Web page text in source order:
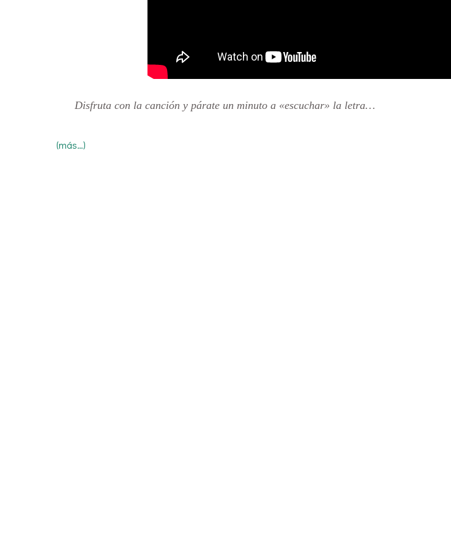
Disfruta con la canción y párate un minuto a «escuchar» la letra…
(más…)